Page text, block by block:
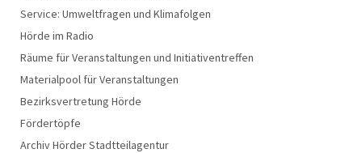
Service: Umweltfragen und Klimafolgen
Hörde im Radio
Räume für Veranstaltungen und Initiativentreffen
Materialpool für Veranstaltungen
Bezirksvertretung Hörde
Fördertöpfe
Archiv Hörder Stadtteilagentur